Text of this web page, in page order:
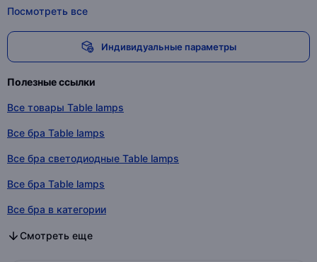
Посмотреть все
Индивидуальные параметры
Полезные ссылки
Все товары Table lamps
Все бра Table lamps
Все бра светодиодные Table lamps
Все бра Table lamps
Все бра в категории
Все бра светодиодные в категории
Все бра в категории
Смотреть еще